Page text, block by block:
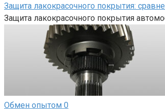
Защита лакокрасочного покрытия:
Защита лакокрасочного покрытия
Обмен опытом 0